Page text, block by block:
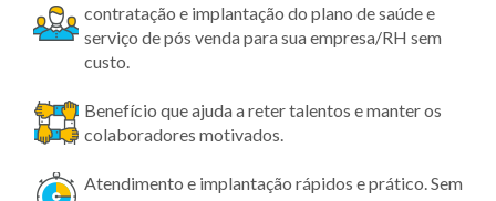
contratação e implantação do plano de saúde e
serviço de pós venda para sua empresa/RH sem
custo.
Benefício que ajuda a reter talentos e manter os
colaboradores motivados.
Atendimento e implantação rápidos e prático. Sem